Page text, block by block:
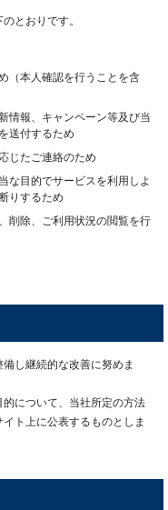
とおりです。
（本人確認を行うことを含
情報、キャンペーン等及び当
送付するため
じたご連絡のため
な目的でサービスを利用しよ
りするため
削除、ご利用状況の閲覧を行
し継続的な改善に努めま
について、当社所定の方法
ト上に公表するものとしま